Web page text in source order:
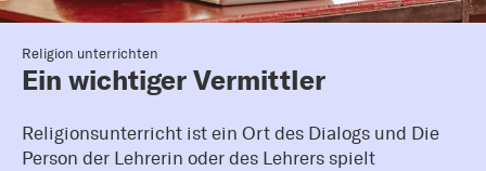
Religion unterrichten
Ein wichtiger Vermittler
Religionsunterricht ist ein Ort des Dialogs und Die
Person der Lehrerin oder des Lehrers spielt